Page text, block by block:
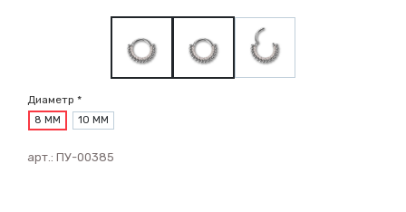
Диаметр *
8 ММ 10 ММ
арт.: ПУ-00385